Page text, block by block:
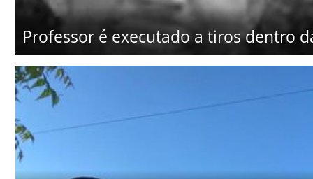
Professor é executado a tiros dentro